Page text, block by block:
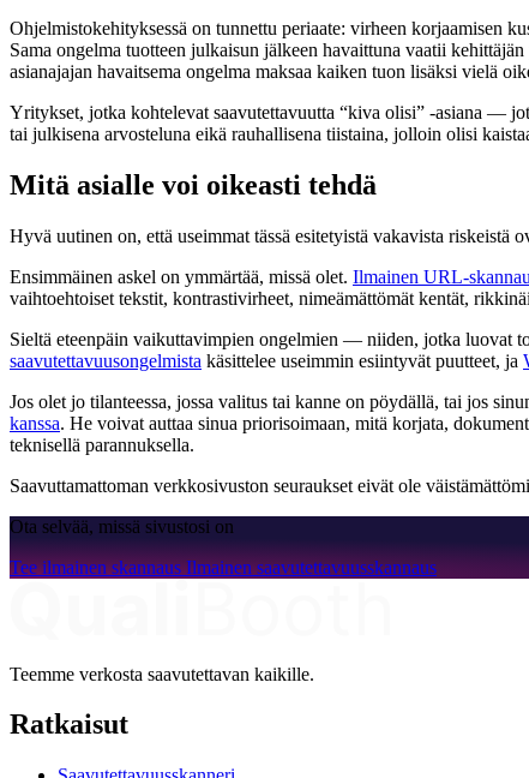
Ohjelmistokehityksessä on tunnettu periaate: virheen korjaamisen
Sama ongelma tuotteen julkaisun jälkeen havaittuna vaatii
asianajajan havaitsema ongelma maksaa kaiken tuon lisäksi vielä
Yritykset, jotka kohtelevat saavutettavuutta “kiva olisi” -asiana —
tai julkisena arvosteluna eikä rauhallisena tiistaina, jolloin olisi
Mitä asialle voi oikeasti tehdä
Hyvä uutinen on, että useimmat tässä esitetyistä vakavista riskeistä
Ensimmäinen askel on ymmärtää, missä olet. Ilmainen URL-
vaihtoehtoiset tekstit, kontrastivirheet, nimeämättömät kentät,
Sieltä eteenpäin vaikuttavimpien ongelmien — niiden, jotka luovat
saavutettavuusongelmista käsittelee useimmin esiintyvät puutteet, ja
Jos olet jo tilanteessa, jossa valitus tai kanne on pöydällä, tai jos
kanssa. He voivat auttaa sinua priorisoimaan, mitä korjata,
teknisellä parannuksella.
Saavuttamattoman verkkosivuston seuraukset eivät ole
Ota selvää, missä sivustosi on
Tee ilmainen skannaus Ilmainen saavutettavuusskannaus
Teemme verkosta saavutettavan kaikille.
Ratkaisut